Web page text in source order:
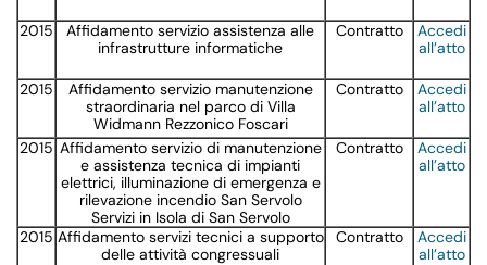
2015
Affidamento servizio assistenza alle
infrastrutture informatiche
Contratto
Accedi
all’atto
2015
Affidamento servizio manutenzione
straordinaria nel parco di Villa
Widmann Rezzonico Foscari
Contratto
Accedi
all’atto
2015 Affidamento servizio di manutenzione
e assistenza tecnica di impianti
elettrici, illuminazione di emergenza e
rilevazione incendio San Servolo
Servizi in Isola di San Servolo
Contratto
Accedi
all’atto
2015 Affidamento servizi tecnici a supporto
delle attività congressuali
Contratto
Accedi
all’atto